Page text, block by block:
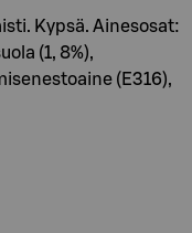
Kypsä. Ainesosat:
(1, 8%),
(E316),